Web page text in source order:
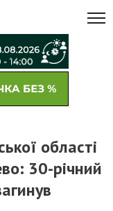
області
30-річний